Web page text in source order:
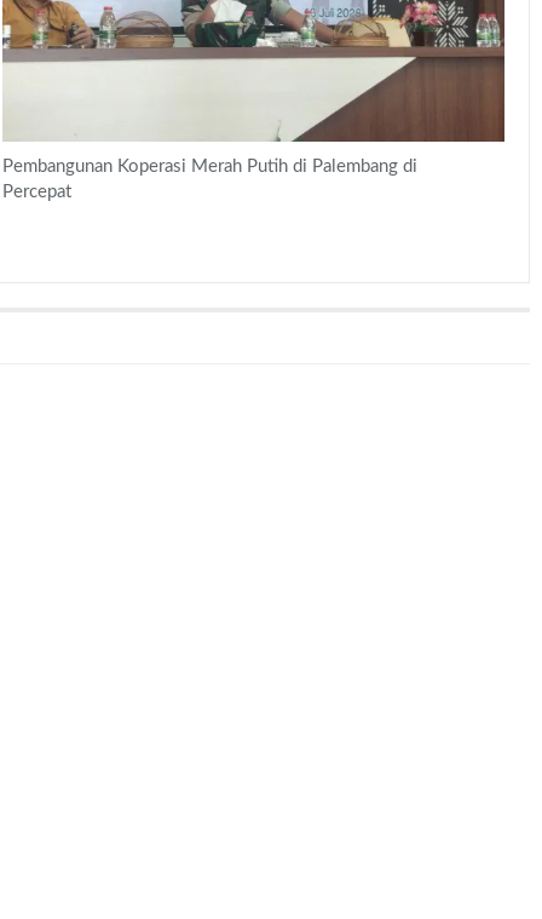
Pembangunan Koperasi Merah Putih di Palembang di
Percepat